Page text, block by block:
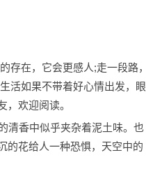
存在，它会更感人;走一段路，
活如果不带着好心情出发，眼
欢迎阅读。
清香中似乎夹杂着泥土味。也
的花给人一种恐惧，天空中的